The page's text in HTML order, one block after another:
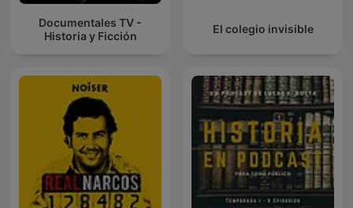
El colegio invisible
Documentales TV -
Historia y Ficción